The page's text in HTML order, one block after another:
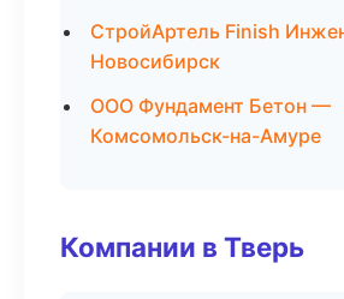
СтройАртель Finish
Новосибирск
ООО Фундамент Бетон —
Комсомольск-на-Амуре
Компании в Тверь